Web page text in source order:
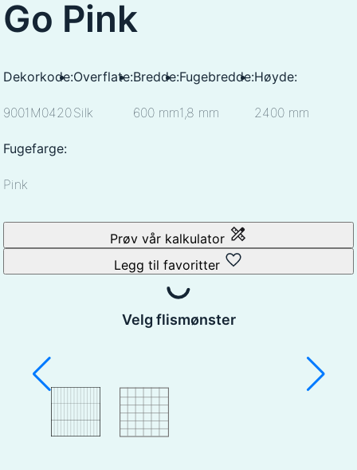
Velg flismønster
Go Pink
Dekorkode:
9001M0420
Overflate:
Silk
Bredde:
600 mm
Fugebredde:
1,8 mm
Høyde:
2400 mm
Fugefarge:
Pink
Prøv vår kalkulator
Legg til favoritter